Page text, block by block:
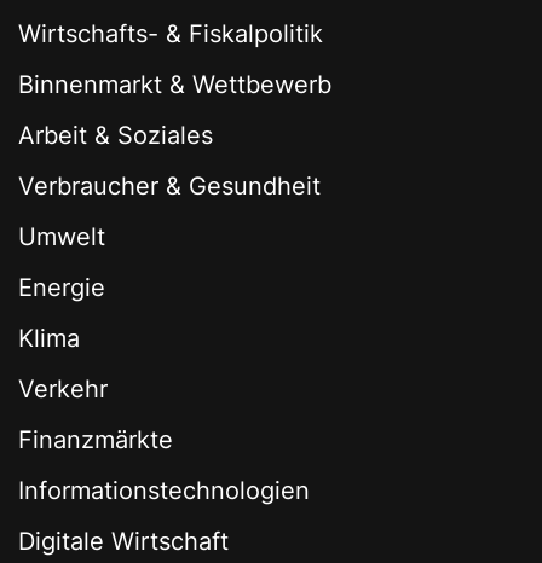
Wirtschafts- & Fiskalpolitik
Binnenmarkt & Wettbewerb
Arbeit & Soziales
Verbraucher & Gesundheit
Umwelt
Energie
Klima
Verkehr
Finanzmärkte
Informationstechnologien
Digitale Wirtschaft